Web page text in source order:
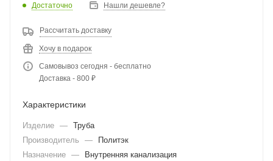
Достаточно Нашли дешевле?
Рассчитать доставку
Хочу в подарок
Самовывоз сегодня - бесплатно
Доставка - 800 ₽
Характеристики
Изделие — Труба
Производитель
—
Политэк
Назначение —
Внутренняя канализация